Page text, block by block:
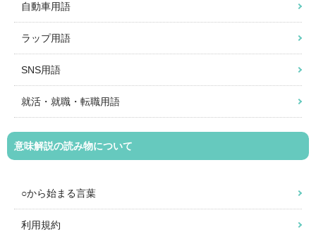
自動車用語
ラップ用語
SNS用語
就活・就職・転職用語
意味解説の読み物について
○から始まる言葉
利用規約